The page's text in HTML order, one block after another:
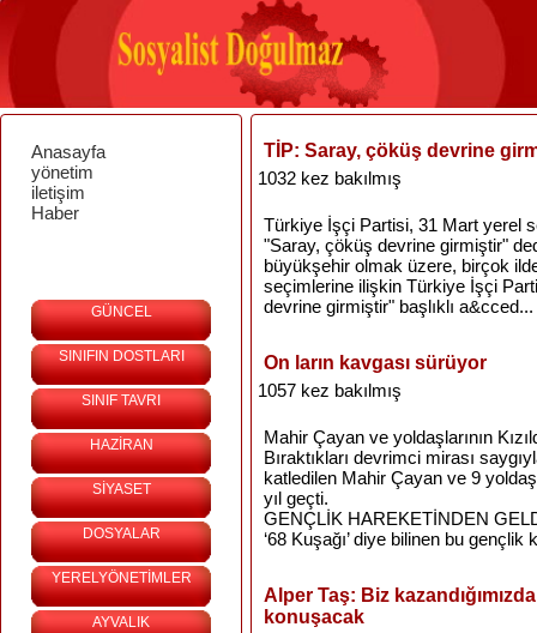
Anasayfa
yönetim
iletişim
Haber
GÜNCEL
SINIFIN DOSTLARI
SINIF TAVRI
HAZİRAN
SİYASET
DOSYALAR
YERELYÖNETİMLER
AYVALIK
TİP: Saray, çöküş devrine
1032 kez bakılmış
Türkiye İşçi Partisi, 31 Mart yerel
"Saray, çöküş devrine girmiştir"
büyükşehir olmak üzere, birçok
seçimlerine ilişkin Türkiye İşçi
devrine girmiştir" başlıklı a&cced...
On ların kavgası sürüyor
1057 kez bakılmış
Mahir Çayan ve yoldaşlarının
Bıraktıkları devrimci mirası
katledilen Mahir Çayan ve 9
yıl geçti.
GENÇLİK HAREKETİNDEN
‘68 Kuşağı’ diye bilinen bu
Alper Taş: Biz
konuşacak